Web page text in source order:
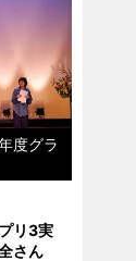
度グラ
リ3実
さん